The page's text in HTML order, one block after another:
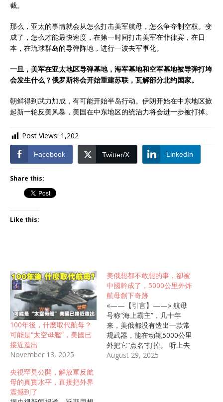
截。
那么，亚太的事情就会从怎么打击美军航母，怎么争夺制空权。变
成了，怎么才能最快速度，在第一时间打击美军在菲律宾，在日
本，在琉球群岛的导弹阵地，进行一波去军事化。
一旦，美军在亚太地区导弹基地，海军基地和空军基地被导弹打垮
会发生什么？俄罗斯将会开始重建苏联 ，瓦解部分北约国家。
朝鲜得到武力加成，有可能开始半岛行动。伊朗开始在中东地区掀
起新一轮反美风暴，美国在中东地区的统治力将会进一步被打掉。
Post Views: 1,202
Facebook Twitter/X LinkedIn
Share this:
Like this:
100年後，什麽取代航母？
可能是“太空母艦”，美國已
接近造出
November 13, 2025
美俄想都不敢想的事，卻被
中國幹成了，5000公里外炸
航母創下奇跡
«——【引言】——» 航母
号称“海上霸主”，几十年
来，美俄都没有造出一款常
规武器，能在动辄5000公里
外把它“点名”打掉。 听上去
是不是不可思议。 可偏偏中
August 29, 2025
央視罕見公開，解放軍反航
母的真實水平，直接把外界
震撼到了